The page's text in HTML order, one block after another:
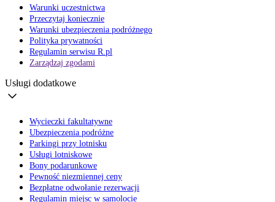
Warunki uczestnictwa
Przeczytaj koniecznie
Warunki ubezpieczenia podróżnego
Polityka prywatności
Regulamin serwisu R.pl
Zarządzaj zgodami
Usługi dodatkowe
Wycieczki fakultatywne
Ubezpieczenia podróżne
Parkingi przy lotnisku
Usługi lotniskowe
Bony podarunkowe
Pewność niezmiennej ceny
Bezpłatne odwołanie rezerwacji
Regulamin miejsc w samolocie